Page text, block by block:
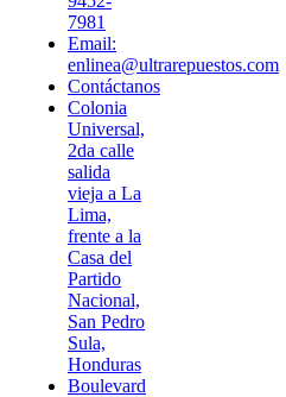
7981
Email:
enlinea@ultrarepuestos.com
Contáctanos
Colonia
Universal,
2da calle
salida
vieja a La
Lima,
frente a la
Casa del
Partido
Nacional,
San Pedro
Sula,
Honduras
Boulevard